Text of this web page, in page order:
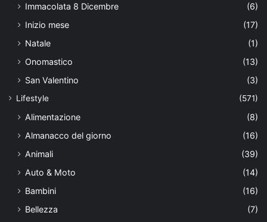
Immacolata 8 Dicembre
(6)
Inizio mese
(17)
Natale
(1)
Onomastico
(13)
San Valentino
(3)
Lifestyle (571)
Alimentazione
(8)
Almanacco del giorno
(16)
Animali
(39)
Auto & Moto
(14)
Bambini
(16)
Bellezza
(7)